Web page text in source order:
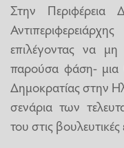
Στην Περιφέρεια
επιλέγοντας να μη
παρούσα φάση- μια
Δημοκρατίας στην
σενάρια των
του στις βουλευτικές